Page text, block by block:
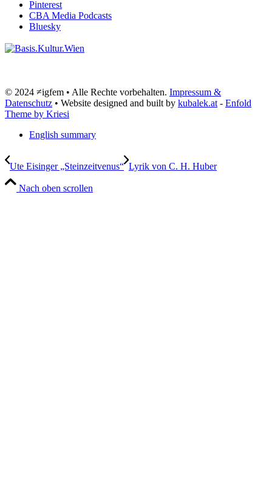
Pinterest
CBA Media Podcasts
Bluesky
© 2024 ≠igfem • Alle Rechte vorbehalten. Impressum &
Datenschutz • Website designed and built by kubalek.at - Enfold
Theme by Kriesi
English summary
Ute Eisinger „Steinzeitvenus“ Lyrik von C. H. Huber
Nach oben scrollen